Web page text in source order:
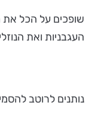
שופכים על הכל את
העגבניות ואת
נותנים לרוטב